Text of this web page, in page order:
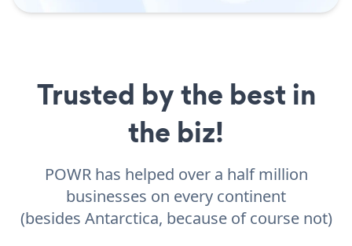
Trusted by the best in
the biz!
POWR has helped over a half million
businesses on every continent
(besides Antarctica, because of course not)